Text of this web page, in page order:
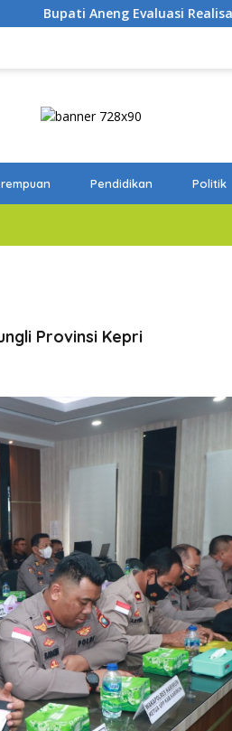
Realisasi Anggaran Triwulan II 2026
Pendidikan Politik
Provinsi Kepri